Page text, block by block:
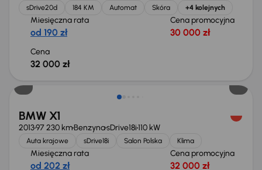
sDrive20d 184 KM Automat Skóra +4 kolejnych
Miesięczna rata
od 190 zł
Cena promocyjna
30 000 zł
Cena
32 000 zł
BMW X1
201397 230 kmBenzynasDrive18i110 kW
Auta krajowe sDrive18i Salon Polska Klima
Miesięczna rata
od 202 zł
Cena promocyjna
32 000 zł